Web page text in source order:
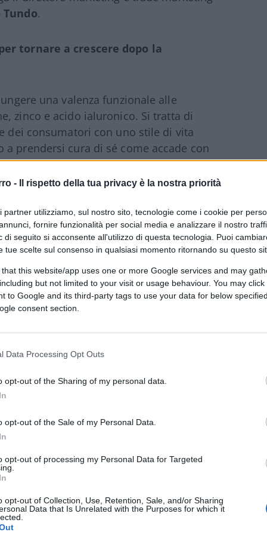
- Il rispetto della tua privacy è la nostra priorità
partner utilizziamo, sul nostro sito, tecnologie come i cookie per
fornire funzionalità per social media e analizzare il nostro
di seguito si acconsente all'utilizzo di questa tecnologia. Puoi
tue scelte sul consenso in qualsiasi momento ritornando su questo
that this website/app uses one or more Google services and may
but not limited to your visit or usage behaviour. You may
to Google and its third-party tags to use your data for below
consent section.
Data Processing Opt Outs
opt-out of the Sharing of my personal data.
opt-out of the Sale of my Personal Data.
opt-out of processing my Personal Data for Targeted
opt-out of Collection, Use, Retention, Sale, and/or Sharing
Data that Is Unrelated with the Purposes for which it
Tundo.
tornare a crescere dopo la
una valenza funzionale alle
zinco e acido ialuronico. Si tratta di
dei consumatori con uno stile di vita
prendersi cura di sé come accade con
Nella cura della persona rientra poi la
aggiunti, quindi quasi senza calorie e
la stessa acqua per un utilizzo
l’aspetto del gusto e quello
stiamo quindi puntando verso categorie
dai gusti e esigenze più
il gruppo e la sua filiera all’impatto
soprattutto quelle legate al
ha molto penalizzato le aziende del
assistendo a una leggera ripresa
mentre proprio perché molti sono
reali segnali nel comparto del
alle occasioni di acquisto legate al
già oggettivamente difficile è stata
mediatico che ha affossato il clima di
decollare.